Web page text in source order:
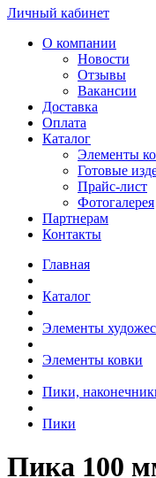
Личный кабинет
О компании
Новости
Отзывы
Вакансии
Доставка
Оплата
Каталог
Элементы
Готовые
Прайс-лист
Фотогалерея
Партнерам
Контакты
Главная
Каталог
Элементы
Элементы ковки
Пики,
Пики
Пика 100